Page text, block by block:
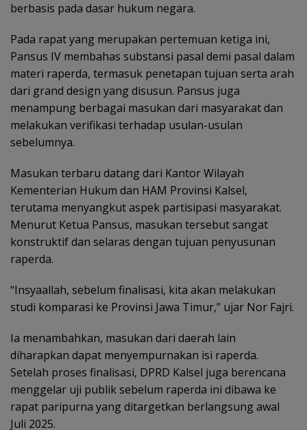
berbasis pada dasar hukum negara.
Pada rapat yang merupakan pertemuan ketiga ini,
Pansus IV membahas substansi pasal demi pasal dalam
materi raperda, termasuk penetapan tujuan serta arah
dari grand design yang disusun. Pansus juga
menampung berbagai masukan dari masyarakat dan
melakukan verifikasi terhadap usulan-usulan
sebelumnya.
Masukan terbaru datang dari Kantor Wilayah
Kementerian Hukum dan HAM Provinsi Kalsel,
terutama menyangkut aspek partisipasi masyarakat.
Menurut Ketua Pansus, masukan tersebut sangat
konstruktif dan selaras dengan tujuan penyusunan
raperda.
“Insyaallah, sebelum finalisasi, kita akan melakukan
studi komparasi ke Provinsi Jawa Timur,” ujar Nor Fajri.
Ia menambahkan, masukan dari daerah lain
diharapkan dapat menyempurnakan isi raperda.
Setelah proses finalisasi, DPRD Kalsel juga berencana
menggelar uji publik sebelum raperda ini dibawa ke
rapat paripurna yang ditargetkan berlangsung awal
Juli 2025.